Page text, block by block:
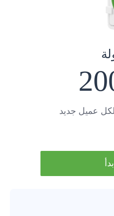
عميل جديد